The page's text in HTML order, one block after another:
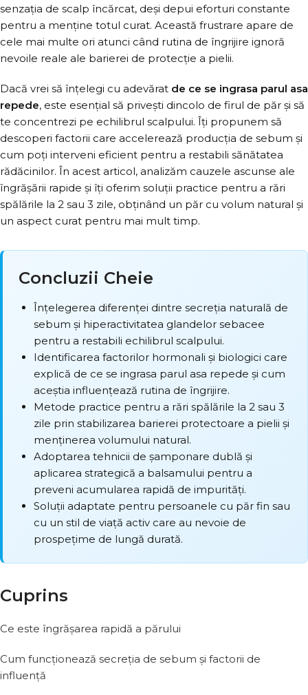
senzația de scalp încărcat, deși depui eforturi constante
pentru a menține totul curat. Această frustrare apare de
cele mai multe ori atunci când rutina de îngrijire ignoră
nevoile reale ale barierei de protecție a pielii.
Dacă vrei să înțelegi cu adevărat de ce se ingrasa parul asa
repede, este esențial să privești dincolo de firul de păr și să
te concentrezi pe echilibrul scalpului. Îți propunem să
descoperi factorii care accelerează producția de sebum și
cum poți interveni eficient pentru a restabili sănătatea
rădăcinilor. În acest articol, analizăm cauzele ascunse ale
îngrășării rapide și îți oferim soluții practice pentru a rări
spălările la 2 sau 3 zile, obținând un păr cu volum natural și
un aspect curat pentru mai mult timp.
Concluzii Cheie
Înțelegerea diferenței dintre secreția naturală de
sebum și hiperactivitatea glandelor sebacee
pentru a restabili echilibrul scalpului.
Identificarea factorilor hormonali și biologici care
explică de ce se ingrasa parul asa repede și cum
aceștia influențează rutina de îngrijire.
Metode practice pentru a rări spălările la 2 sau 3
zile prin stabilizarea barierei protectoare a pielii și
menținerea volumului natural.
Adoptarea tehnicii de șamponare dublă și
aplicarea strategică a balsamului pentru a
preveni acumularea rapidă de impurități.
Soluții adaptate pentru persoanele cu păr fin sau
cu un stil de viață activ care au nevoie de
prospețime de lungă durată.
Cuprins
Ce este îngrășarea rapidă a părului
Cum funcționează secreția de sebum și factorii de
influență